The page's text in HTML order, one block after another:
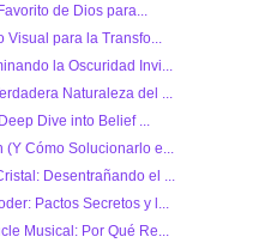
de Dios para...
Visual para la Transfo...
la Oscuridad Invi...
Naturaleza del ...
Dive into Belief ...
(Y Cómo Solucionarlo e...
Desentrañando el ...
Pactos Secretos y l...
Musical: Por Qué Re...